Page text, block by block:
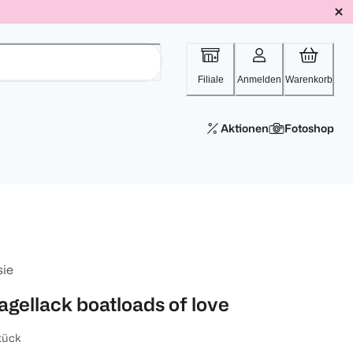
Filiale Anmelden Warenkorb
Aktionen Fotoshop
boatloads of love